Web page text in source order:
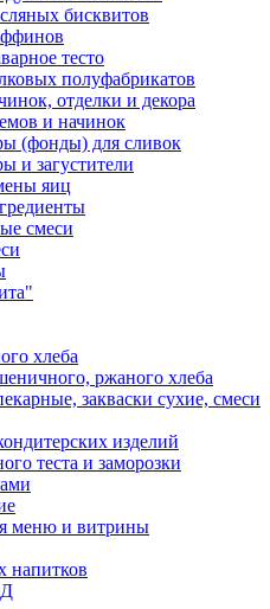
бисквитов
тесто
полуфабрикатов
отделки и декора
и начинок
(фонды) для сливок
и загустители
яиц
смеси
хлеба
ржаного хлеба
закваски сухие, смеси
изделий
теста и заморозки
меню и витрины
напитков